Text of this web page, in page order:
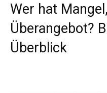
Wer hat
Überangebot?
Überblick